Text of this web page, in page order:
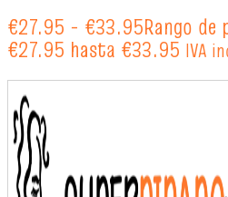
€27.95 - €33.95Rango de
€27.95 hasta €33.95 IVA